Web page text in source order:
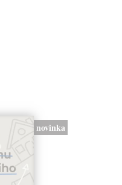
novinka